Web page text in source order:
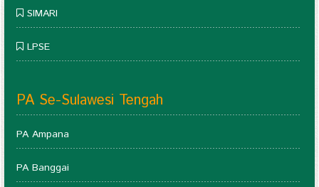
SIMARI
LPSE
PA Se-Sulawesi Tengah
PA Ampana
PA Banggai